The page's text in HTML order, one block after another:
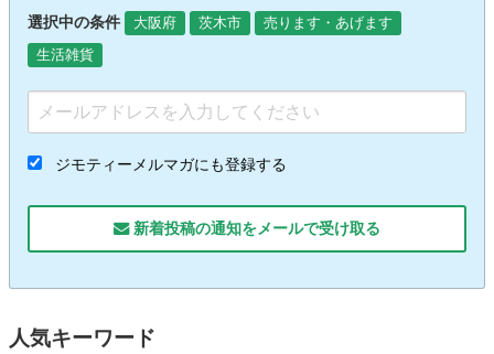
選択中の条件 大阪府 茨木市
売ります・あげます
生活雑貨
ジモティーメルマガにも登録する
新着投稿の通知をメールで受け取る
人気キーワード